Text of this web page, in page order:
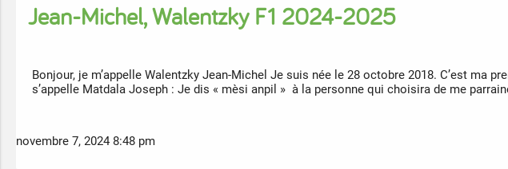
Jean-Michel, Walentzky F1 2024-2025
Bonjour, je m’appelle Walentzky Jean-Michel Je suis née le 28 octobre 2018. C’est ma
s’appelle Matdala Joseph : Je dis « mèsi anpil » à la personne qui choisira de me
novembre 7, 2024 8:48 pm